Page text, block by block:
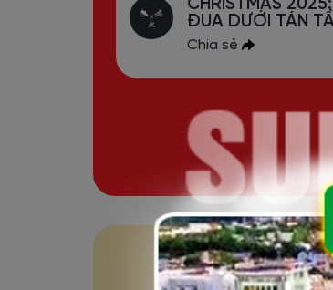
CHRISTMAS
ĐUA DƯỚI TÁN
Chia sẻ